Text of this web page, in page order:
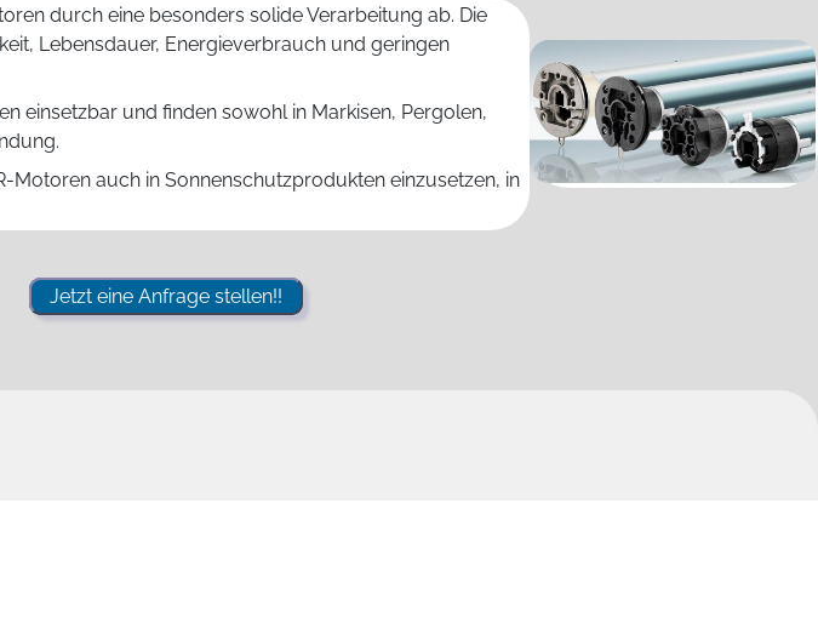
durch eine besonders solide Verarbeitung ab. Die
Lebensdauer, Energieverbrauch und geringen
einsetzbar und finden sowohl in Markisen, Pergolen,
Motoren auch in Sonnenschutzprodukten einzusetzen, in
Jetzt eine Anfrage stellen!!